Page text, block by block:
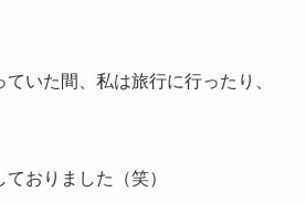
いた間、私は旅行に行ったり、
おりました（笑）